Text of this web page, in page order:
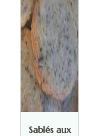
Sablés aux